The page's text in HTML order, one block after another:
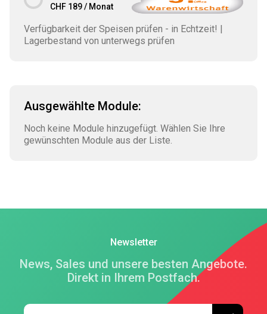
CHF 189 / Monat
Verfügbarkeit der Speisen prüfen - in Echtzeit! |
Lagerbestand von unterwegs prüfen
Ausgewählte Module:
Noch keine Module hinzugefügt. Wählen Sie Ihre
gewünschten Module aus der Liste.
Newsletter
News, Sales und unsere besten Angebote.
Direkt in Ihrem Postfach.